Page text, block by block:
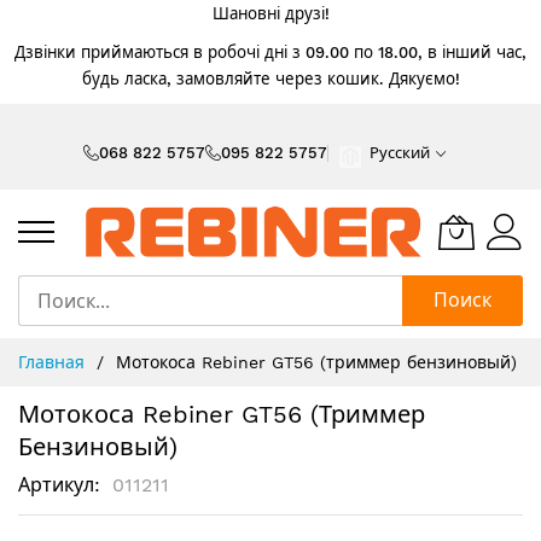
Шановні друзі!
Дзвінки приймаються в робочі дні з 09.00 по 18.00, в інший час,
будь ласка, замовляйте через кошик. Дякуємо!
068 822 5757 095 822 5757 Русский
Поиск
Главная Мотокоса Rebiner GT56 (триммер бензиновый)
Мотокоса Rebiner GT56 (триммер
Бензиновый)
Артикул 011211